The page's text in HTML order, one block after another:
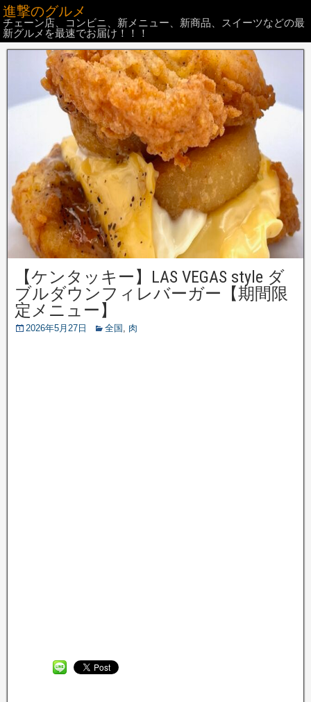
進撃のグルメ
チェーン店、コンビニ、新メニュー、新商品、スイーツなどの最
新グルメを最速でお届け！！！
【ケンタッキー】LAS VEGAS style ダ
ブルダウンフィレバーガー【期間限
定メニュー】
2026年5月27日 全国 , 肉